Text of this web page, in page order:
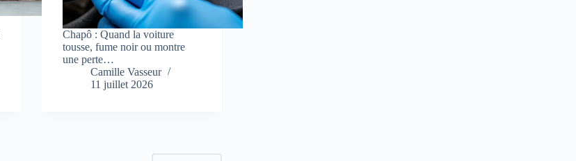
Chapô : Quand la voiture
tousse, fume noir ou montre
une perte…
Camille Vasseur
11 juillet 2026